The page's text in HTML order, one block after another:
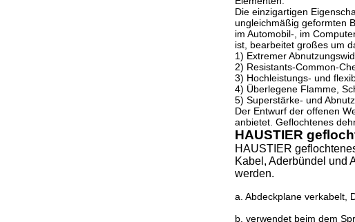
Die einzigartigen
ungleichmäßig geformten
im Automobil-, im
ist, bearbeitet großes um
1) Extremer
2) Resistants-Common-
3) Hochleistungs- und
4) Überlegene Flamme,
5) Superstärke- und
Der Entwurf der offenen
anbietet. Geflochtenes
HAUSTIER
HAUSTIER
Kabel, Aderbündel und
werden.
a. Abdeckplane verkabelt,
b. verwendet beim dem